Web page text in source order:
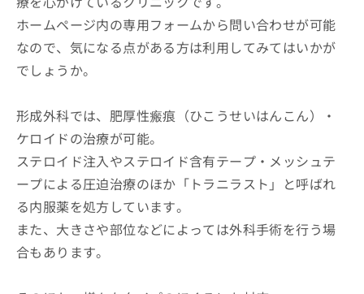
ホームページ内の専用フォームから問い合わせが可能
なので、気になる点がある方は利用してみてはいかが
でしょうか。
形成外科では、肥厚性瘢痕（ひこうせいはんこん）・
ケロイドの治療が可能。
ステロイド注入やステロイド含有テープ・メッシュテ
ープによる圧迫治療のほか「トラニラスト」と呼ばれ
る内服薬を処方しています。
また、大きさや部位などによっては外科手術を行う場
合もあります。